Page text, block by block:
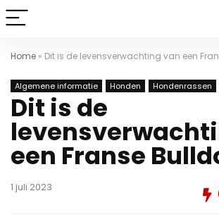
Home » Dit is de levensverwachting van een
Algemene informatie Honden Hondenrassen
Dit is de
een Franse
1 juli 2023